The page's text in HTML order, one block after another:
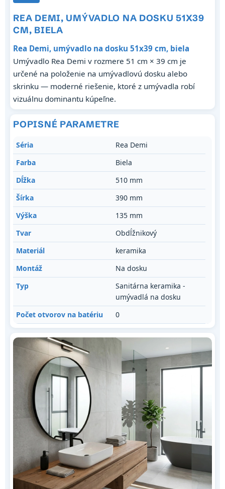
REA DEMI, UMÝVADLO NA DOSKU 51X39
CM, BIELA
Rea Demi, umývadlo na dosku 51x39 cm, biela
Umývadlo Rea Demi v rozmere 51 cm × 39 cm je
určené na položenie na umývadlovú dosku alebo
skrinku — moderné riešenie, ktoré z umývadla robí
vizuálnu dominantu kúpeľne.
POPISNÉ PARAMETRE
Séria
Rea Demi
Farba
Biela
Dĺžka
510 mm
Šírka
390 mm
Výška
135 mm
Tvar
Obdĺžnikový
Materiál
keramika
Montáž
Na dosku
Typ
Sanitárna keramika -
umývadlá na dosku
Počet otvorov na batériu
0